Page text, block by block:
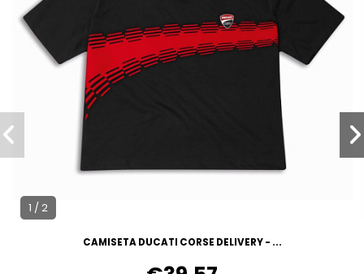
1 / 2
CAMISETA DUCATI CORSE DELIVERY - ...